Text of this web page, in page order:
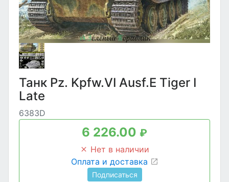
Танк Pz. Kpfw.VI Ausf.E Tiger I
Late
6383D
6 226.00 ₽
Нет в наличии
Оплата и доставка
Подписаться